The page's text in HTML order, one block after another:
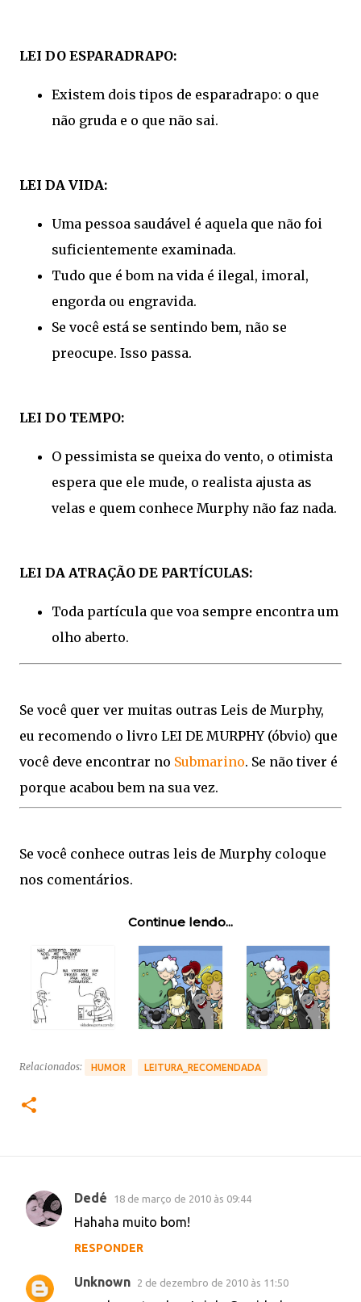
LEI DO ESPARADRAPO:
Existem dois tipos de esparadrapo: o que
não gruda e o que não sai.
LEI DA VIDA:
Uma pessoa saudável é aquela que não foi
suficientemente examinada.
Tudo que é bom na vida é ilegal, imoral,
engorda ou engravida.
Se você está se sentindo bem, não se
preocupe. Isso passa.
LEI DO TEMPO:
O pessimista se queixa do vento, o otimista
espera que ele mude, o realista ajusta as
velas e quem conhece Murphy não faz nada.
LEI DA ATRAÇÃO DE PARTÍCULAS:
Toda partícula que voa sempre encontra um
olho aberto.
Se você quer ver muitas outras Leis de Murphy,
eu recomendo o livro LEI DE MURPHY (óbvio) que
você deve encontrar no Submarino. Se não tiver é
porque acabou bem na sua vez.
Se você conhece outras leis de Murphy coloque
nos comentários.
Continue lendo...
Relacionados: HUMOR LEITURA_RECOMENDADA
C
e
n
Dedé 18 de março de 2010 às 09:44
Hahaha muito bom!
RESPONDER
Unknown 2 de dezembro de 2010 às 11:50